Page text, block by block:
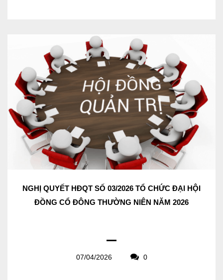
NGHỊ QUYẾT HĐQT SỐ 03/2026 TỔ CHỨC ĐẠI HỘI
ĐỒNG CỔ ĐÔNG THƯỜNG NIÊN NĂM 2026
07/04/2026 0